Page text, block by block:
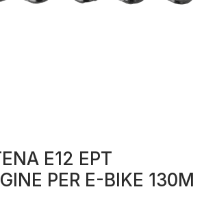
E12 EPT
PER E-BIKE 130M